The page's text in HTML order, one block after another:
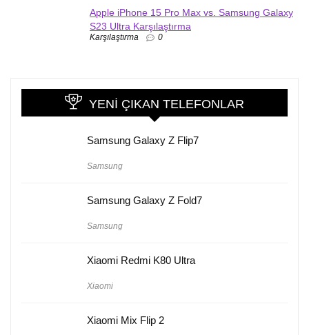
Apple iPhone 15 Pro Max vs. Samsung Galaxy
S23 Ultra Karşılaştırma
Karşılaştırma 0
YENI ÇIKAN TELEFONLAR
Samsung Galaxy Z Flip7
Samsung
Samsung Galaxy Z Fold7
Samsung
Xiaomi Redmi K80 Ultra
Xiaomi
Xiaomi Mix Flip 2